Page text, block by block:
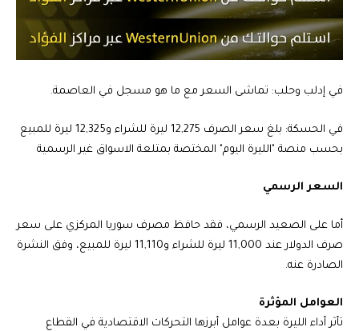
في إدلب وحلب: تماشى السعر مع ما هو مسجل في العاصمة.
في الحسكة: بلغ سعر الصرف 12,275 ليرة للشراء و12,325 ليرة للمبيع
بحسب منصة "الليرة اليوم" المختصة بمتلعة الاسواق غير الرسمية
السعر الرسمي
أما على الصعيد الرسمي، فقد حافظ مصرف سوريا المركزي على سعر
صرف الدولار عند 11,000 ليرة للشراء و11,110 ليرة للمبيع، وفق النشرة
الصادرة عنه.
العوامل المؤثرة
تأثر أداء الليرة بعدة عوامل أبرزها التحركات الاقتصادية في القطاع